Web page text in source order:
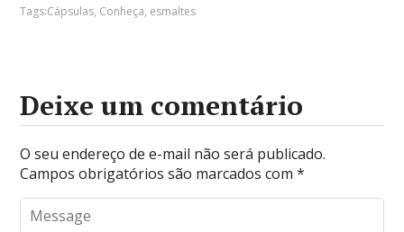
Tags:Cápsulas, Conheça, esmaltes
Deixe um comentário
O seu endereço de e-mail não será publicado.
Campos obrigatórios são marcados com*